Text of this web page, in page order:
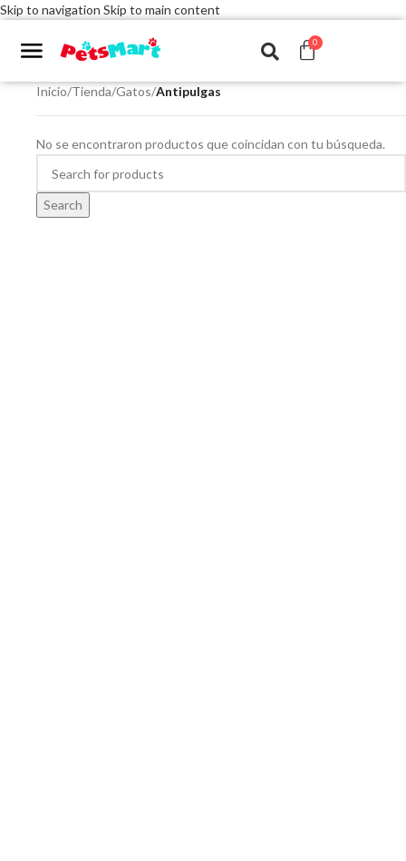
Skip to navigation Skip to main content
0
Inicio/Tienda/Gatos/Antipulgas
No se encontraron productos que coincidan con tu búsqueda.
Search